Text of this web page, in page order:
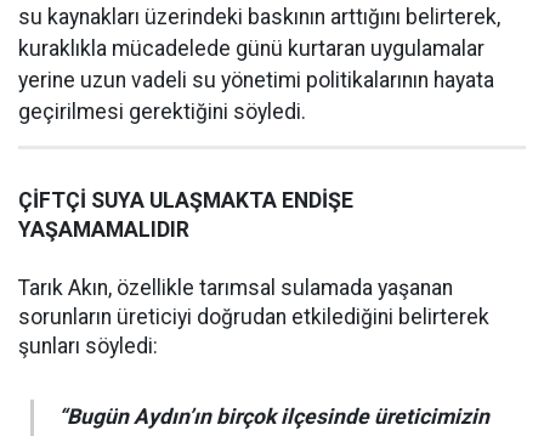
su kaynakları üzerindeki baskının arttığını belirterek,
kuraklıkla mücadelede günü kurtaran uygulamalar
yerine uzun vadeli su yönetimi politikalarının hayata
geçirilmesi gerektiğini söyledi.
ÇİFTÇİ SUYA ULAŞMAKTA ENDİŞE
YAŞAMAMALIDIR
Tarık Akın, özellikle tarımsal sulamada yaşanan
sorunların üreticiyi doğrudan etkilediğini belirterek
şunları söyledi:
“Bugün Aydın’ın birçok ilçesinde üreticimizin